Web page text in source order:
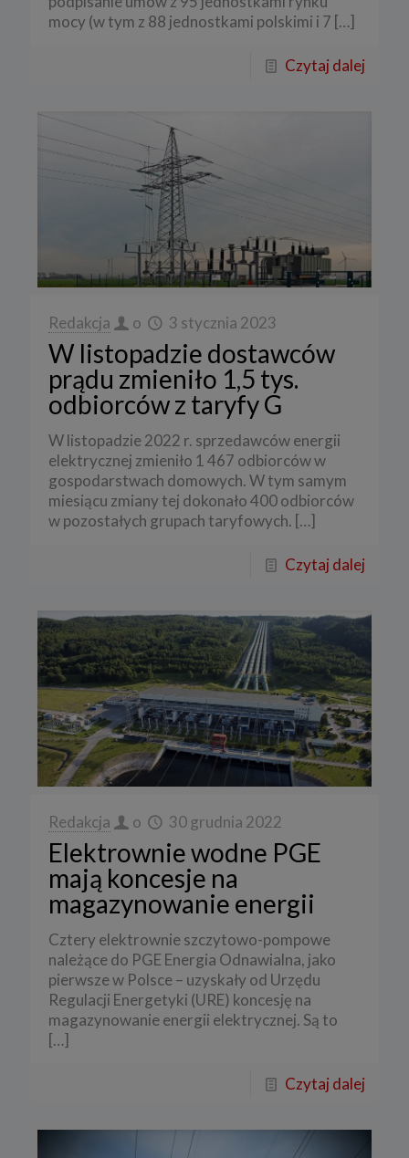
mocy (w tym z 88 jednostkami polskimi i 7 […]
Czytaj dalej
Redakcja o 3 stycznia 2023
W listopadzie dostawców
prądu zmieniło 1,5 tys.
odbiorców z taryfy G
W listopadzie 2022 r. sprzedawców energii
elektrycznej zmieniło 1 467 odbiorców w
gospodarstwach domowych. W tym samym
miesiącu zmiany tej dokonało 400 odbiorców
w pozostałych grupach taryfowych. […]
Czytaj dalej
Redakcja o 30 grudnia 2022
Elektrownie wodne PGE
mają koncesje na
magazynowanie energii
Cztery elektrownie szczytowo-pompowe
należące do PGE Energia Odnawialna, jako
pierwsze w Polsce – uzyskały od Urzędu
Regulacji Energetyki (URE) koncesję na
magazynowanie energii elektrycznej. Są to
[…]
Czytaj dalej